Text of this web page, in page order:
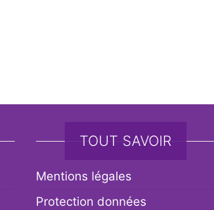
TOUT SAVOIR
Mentions légales
Protection données